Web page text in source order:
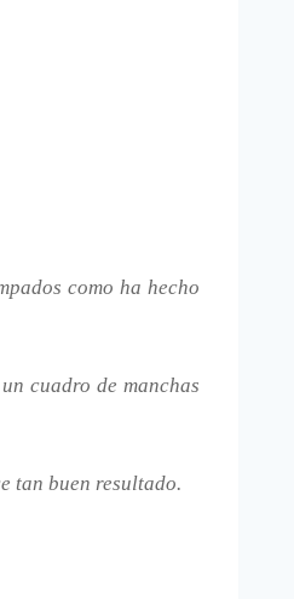
como ha hecho
cuadro de manchas
tan buen resultado.